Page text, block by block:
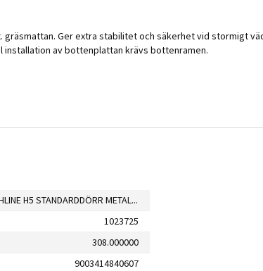
gräsmattan. Ger extra stabilitet och säkerhet vid stormigt
av bottenplattan krävs bottenramen.
FÖRRÅD BIOHORT HIGHLINE H5 STANDARDDÖRR METALLIC MÖRKGRÅ 7,36M²
1023725
308.000000
9003414840607